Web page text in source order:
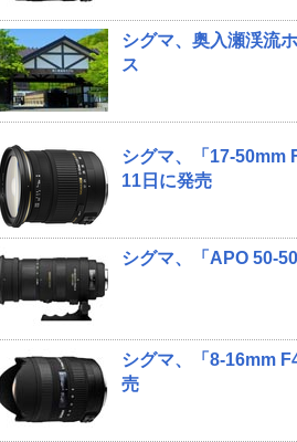
シグマ、奥入瀬渓流
ス
シグマ、「17-50mm
11日に発売
シグマ、「APO 50-
シグマ、「8-16mm
売